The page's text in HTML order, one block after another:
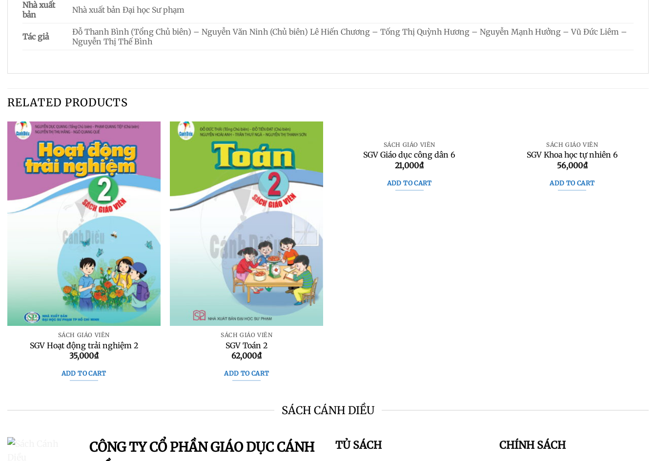
Nhà xuất
bản
Nhà xuất bản Đại học Sư phạm
Tác giả
Đỗ Thanh Bình (Tổng Chủ biên) – Nguyễn Văn Ninh (Chủ biên) Lê Hiến Chương – Tống Thị Quỳnh Hương – Nguyễn Mạnh Hưởng – Vũ Đức Liêm –
Nguyễn Thị Thế Bình
RELATED PRODUCTS
SÁCH GIÁO VIÊN
SGV Hoạt động trải nghiệm 2
35,000₫
ADD TO CART
SÁCH GIÁO VIÊN
SGV Toán 2
62,000₫
ADD TO CART
SÁCH GIÁO VIÊN
SGV Giáo dục công dân 6
21,000₫
ADD TO CART
SÁCH GIÁO VIÊN
SGV Khoa học tự nhiên 6
56,000₫
ADD TO CART
SÁCH CÁNH DIỀU
CÔNG TY CỔ PHẦN GIÁO DỤC CÁNH
TỦ SÁCH CHÍNH SÁCH